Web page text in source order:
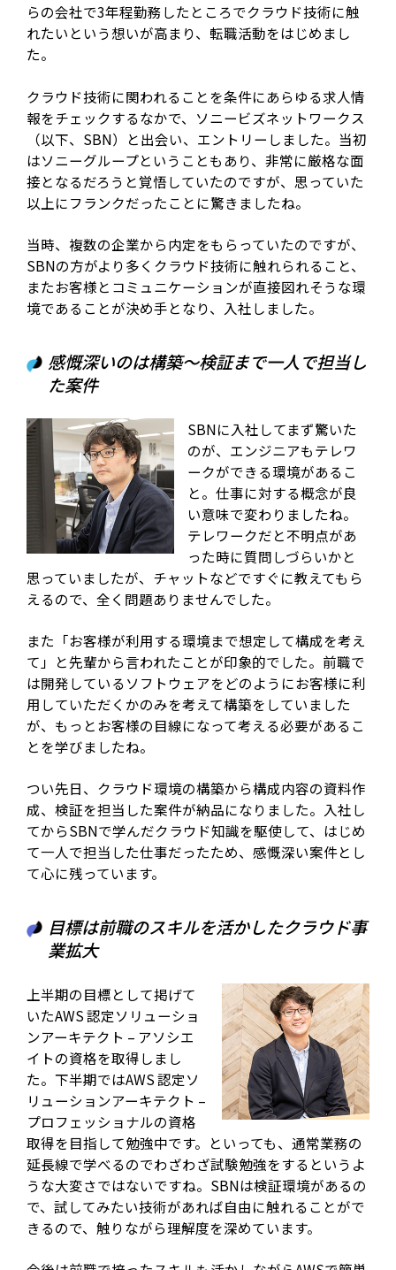
らの会社で3年程勤務したところでクラウド技術に触
れたいという想いが高まり、転職活動をはじめまし
た。
クラウド技術に関われることを条件にあらゆる求人情
報をチェックするなかで、ソニービズネットワークス
（以下、SBN）と出会い、エントリーしました。当初
はソニーグループということもあり、非常に厳格な面
接となるだろうと覚悟していたのですが、思っていた
以上にフランクだったことに驚きましたね。
当時、複数の企業から内定をもらっていたのですが、
SBNの方がより多くクラウド技術に触れられること、
またお客様とコミュニケーションが直接図れそうな環
境であることが決め手となり、入社しました。
感慨深いのは構築〜検証まで一人で担当し
た案件
SBNに入社してまず驚いた
のが、エンジニアもテレワ
ークができる環境があるこ
と。仕事に対する概念が良
い意味で変わりましたね。
テレワークだと不明点があ
った時に質問しづらいかと
思っていましたが、チャットなどですぐに教えてもら
えるので、全く問題ありませんでした。
また「お客様が利用する環境まで想定して構成を考え
て」と先輩から言われたことが印象的でした。前職で
は開発しているソフトウェアをどのようにお客様に利
用していただくかのみを考えて構築をしていました
が、もっとお客様の目線になって考える必要があるこ
とを学びましたね。
つい先日、クラウド環境の構築から構成内容の資料作
成、検証を担当した案件が納品になりました。入社し
てからSBNで学んだクラウド知識を駆使して、はじめ
て一人で担当した仕事だったため、感慨深い案件とし
て心に残っています。
目標は前職のスキルを活かしたクラウド事
業拡大
上半期の目標として掲げて
いたAWS 認定ソリューショ
ンアーキテクト – アソシエ
イトの資格を取得しまし
た。下半期ではAWS 認定ソ
リューションアーキテクト –
プロフェッショナルの資格
取得を目指して勉強中です。といっても、通常業務の
延長線で学べるのでわざわざ試験勉強をするというよ
うな大変さではないですね。SBNは検証環境があるの
で、試してみたい技術があれば自由に触れることがで
きるので、触りながら理解度を深めています。